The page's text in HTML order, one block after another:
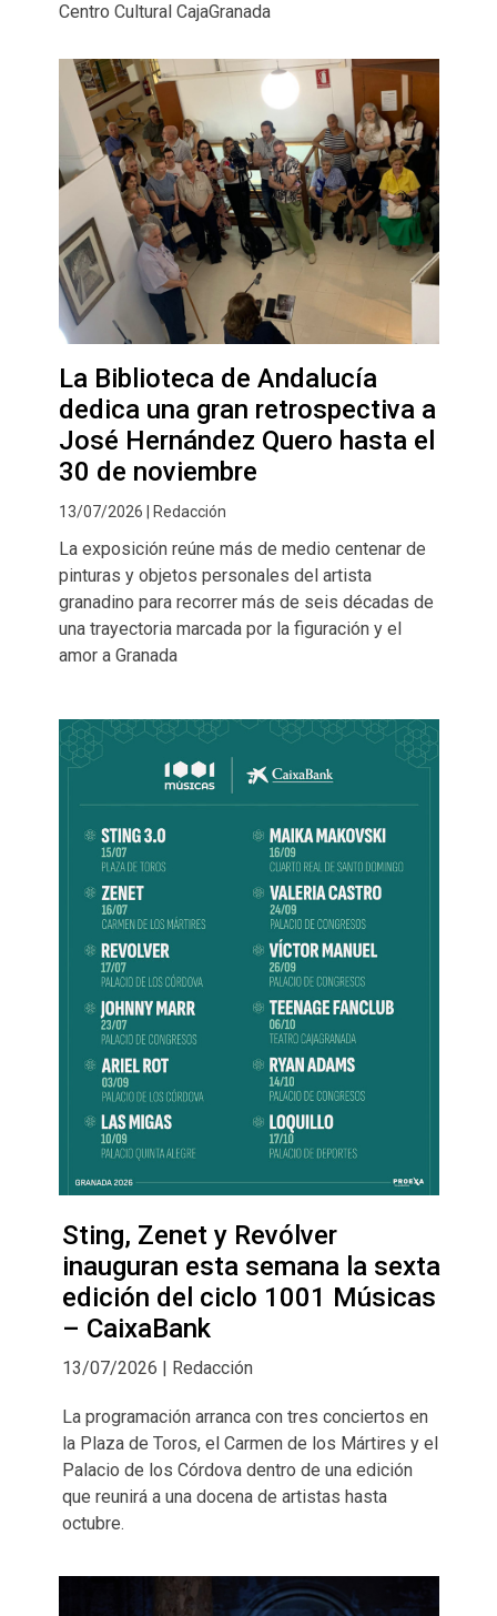
Centro Cultural CajaGranada
La Biblioteca de Andalucía
dedica una gran retrospectiva a
José Hernández Quero hasta el
30 de noviembre
13/07/2026 | Redacción
La exposición reúne más de medio centenar de
pinturas y objetos personales del artista
granadino para recorrer más de seis décadas de
una trayectoria marcada por la figuración y el
amor a Granada
Sting, Zenet y Revólver
inauguran esta semana la sexta
edición del ciclo 1001 Músicas
– CaixaBank
13/07/2026 | Redacción
La programación arranca con tres conciertos en
la Plaza de Toros, el Carmen de los Mártires y el
Palacio de los Córdova dentro de una edición
que reunirá a una docena de artistas hasta
octubre.